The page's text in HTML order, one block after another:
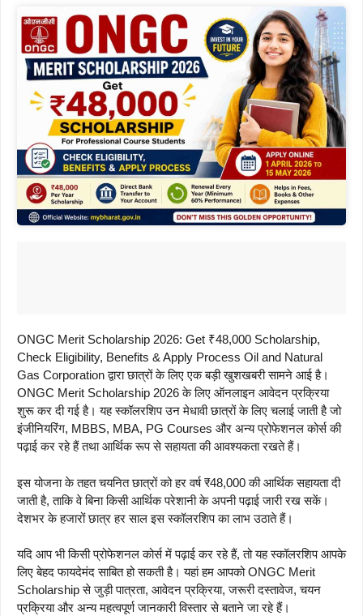
ONGC Merit Scholarship 2026: Get ₹48,000 Scholarship,
Check Eligibility, Benefits & Apply Process Oil and Natural
Gas Corporation द्वारा छात्रों के लिए एक बड़ी खुशखबरी सामने आई है।
ONGC Merit Scholarship 2026 के लिए ऑनलाइन आवेदन प्रक्रिया
शुरू कर दी गई है। यह स्कॉलरशिप उन मेधावी छात्रों के लिए चलाई जाती है जो
इंजीनियरिंग, MBBS, MBA, PG Courses और अन्य प्रोफेशनल कोर्स की
पढ़ाई कर रहे हैं तथा आर्थिक रूप से सहायता की आवश्यकता रखते हैं।
इस योजना के तहत चयनित छात्रों को हर वर्ष ₹48,000 की आर्थिक सहायता दी
जाती है, ताकि वे बिना किसी आर्थिक परेशानी के अपनी पढ़ाई जारी रख सकें।
देशभर के हजारों छात्र हर साल इस स्कॉलरशिप का लाभ उठाते हैं।
यदि आप भी किसी प्रोफेशनल कोर्स में पढ़ाई कर रहे हैं, तो यह स्कॉलरशिप आपके
लिए बेहद फायदेमंद साबित हो सकती है। यहां हम आपको ONGC Merit
Scholarship से जुड़ी पात्रता, आवेदन प्रक्रिया, जरूरी दस्तावेज, चयन
प्रक्रिया और अन्य महत्वपूर्ण जानकारी विस्तार से बताने जा रहे हैं।